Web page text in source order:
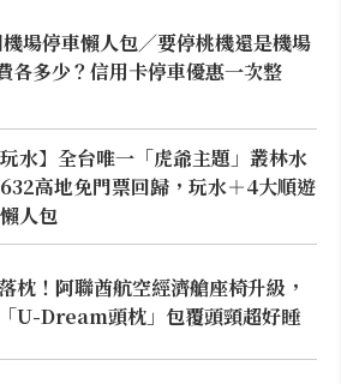
場停車懶人包／要停桃機還是機場
各多少？信用卡停車優惠一次整
玩水】全台唯一「虎爺主題」叢林水
高地免門票回歸，玩水＋4大順遊
人包
枕！阿聯酋航空經濟艙座椅升級，
U-Dream頭枕」包覆頭頸超好睡